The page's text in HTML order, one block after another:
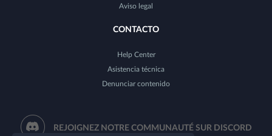
Aviso legal
CONTACTO
Help Center
Asistencia técnica
Denunciar contenido
REJOIGNEZ NOTRE COMMUNAUTÉ SUR DISCORD